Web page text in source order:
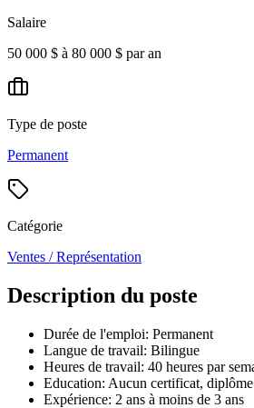
Salaire
50 000 $ à 80 000 $ par an
Type de poste
Permanent
Catégorie
Ventes / Représentation
Description du poste
Durée de l'emploi: Permanent
Langue de travail: Bilingue
Heures de travail: 40 heures par
Education: Aucun certificat,
Expérience: 2 ans à moins de 3 ans